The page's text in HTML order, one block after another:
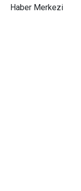
Haber Merkezi